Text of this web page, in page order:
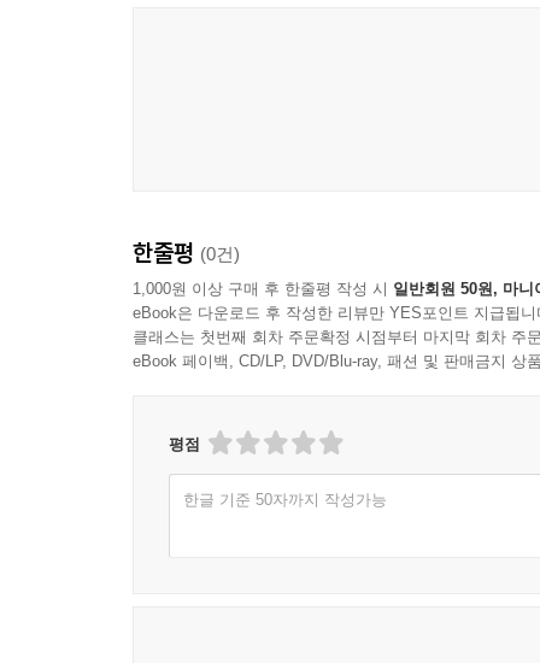
한줄평 (0건)
1,000원 이상 구매 후 한줄평 작성 시 일반회원 50원, 마니
eBook은 다운로드 후 작성한 리뷰만 YES포인트 지급됩니
클래스는 첫번째 회차 주문확정 시점부터 마지막 회차 주
eBook 페이백, CD/LP, DVD/Blu-ray, 패션 및 판매금지 상
평점
한글 기준 50자까지 작성가능